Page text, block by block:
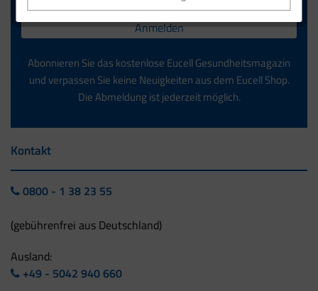
Anmelden
Abonnieren Sie das kostenlose Eucell Gesundheitsmagazin
und verpassen Sie keine Neuigkeiten aus dem Eucell Shop.
Die Abmeldung ist jederzeit möglich.
Kontakt
0800 - 1 38 23 55
(gebührenfrei aus Deutschland)
Ausland:
+49 - 5042 940 660